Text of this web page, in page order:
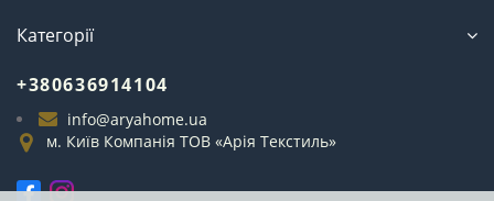
Категорії
+380636914104
info@aryahome.ua
м. Київ Компанія ТОВ «Арія Текстиль»